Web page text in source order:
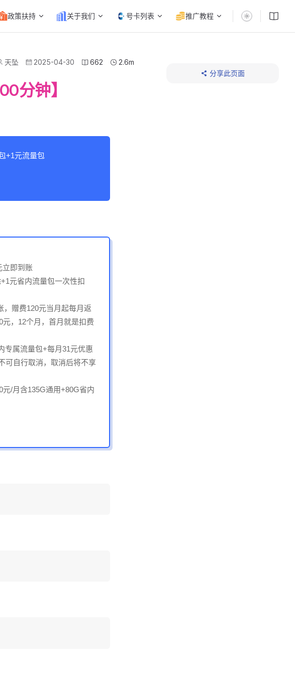
政策扶持 关于我们 号卡列表 推广教程
分享此页面
天坠 2025-04-30 662 2.6m
分钟】
+1元流量包
立即到账
元省内流量包一次性扣
，赠费120元当月起每月返
，12个月，首月就是扣费
专属流量包+每月31元优惠
可自行取消，取消后将不享
/月含135G通用+80G省内